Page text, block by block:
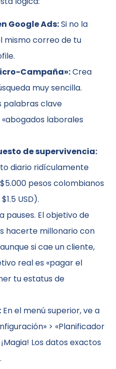
Google Ads:Si no la
mismo correo de tu
Campaña»:Crea
muy sencilla.
palabras clave
laborales
de supervivencia:
diario ridículamente
pesos colombianos
USD).
pauses. El objetivo de
hacerte millonario con
si cae un cliente,
real es «pagar el
tu estatus de
En el menú superior, ve a
> «Planificador
Los datos exactos